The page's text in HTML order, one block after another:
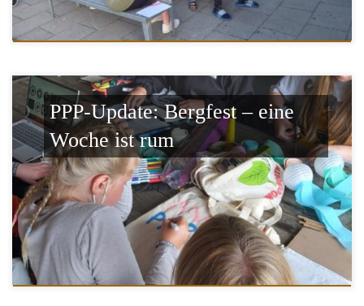
PPP-Update: Bergfest – eine
Woche ist rum